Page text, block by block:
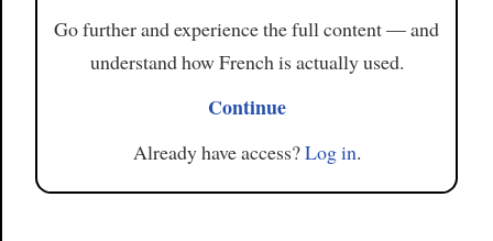
Go further and experience the full content — and
understand how French is actually used.
Continue
Already have access?Log in.